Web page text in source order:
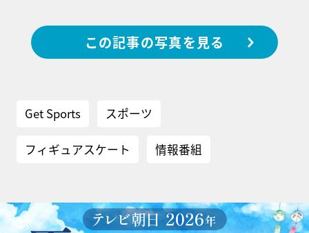
この記事の写真を見る
Get Sports スポーツ
フィギュアスケート 情報番組